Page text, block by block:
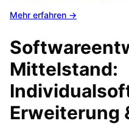
Mehr erfahren →
Mittelstand:
Erweiterung